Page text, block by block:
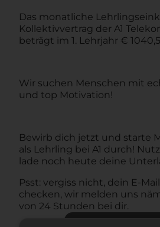
Das monatliche
Kollektivvertrag der A1
beträgt im 1. Lehrjahr €
Wir suchen Menschen mit
und top Motivation!
Bewirb dich jetzt und starte
als Lehrling bei A1 durch!
lade noch heute deine
Psst: vergiss nicht, dein E-
checken, wir melden uns
von 24 Stunden bei dir.